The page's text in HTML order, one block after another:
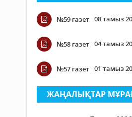
№59 газет 08 тамыз
№58 газет 04 тамыз
№57 газет 01 тамыз
ЖАҢАЛЫҚТАР